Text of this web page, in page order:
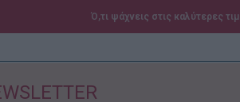
Ό,τι ψάχνεις στις καλύτερες